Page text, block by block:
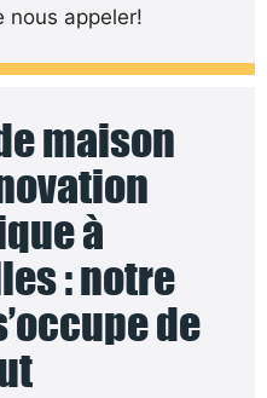
nous appeler!
maison
à
: notre
de